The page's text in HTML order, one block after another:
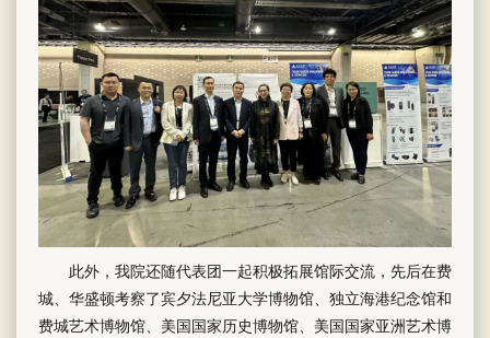
此外，我院还随代表团一起积极拓展馆际交流，先后在费
城、华盛顿考察了宾夕法尼亚大学博物馆、独立海港纪念馆和
费城艺术博物馆、美国国家历史博物馆、美国国家亚洲艺术博